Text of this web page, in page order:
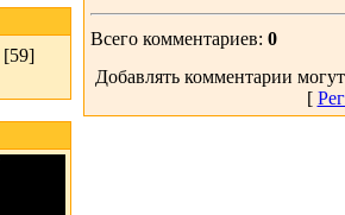
[59]
Всего комментариев: 0
Добавлять комментарии
[